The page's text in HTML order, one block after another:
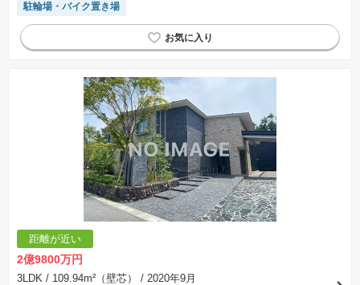
駐輪場・バイク置き場
距離が近い
2億9800万円
3LDK / 109.94m²（壁芯）
/ 2020年9月